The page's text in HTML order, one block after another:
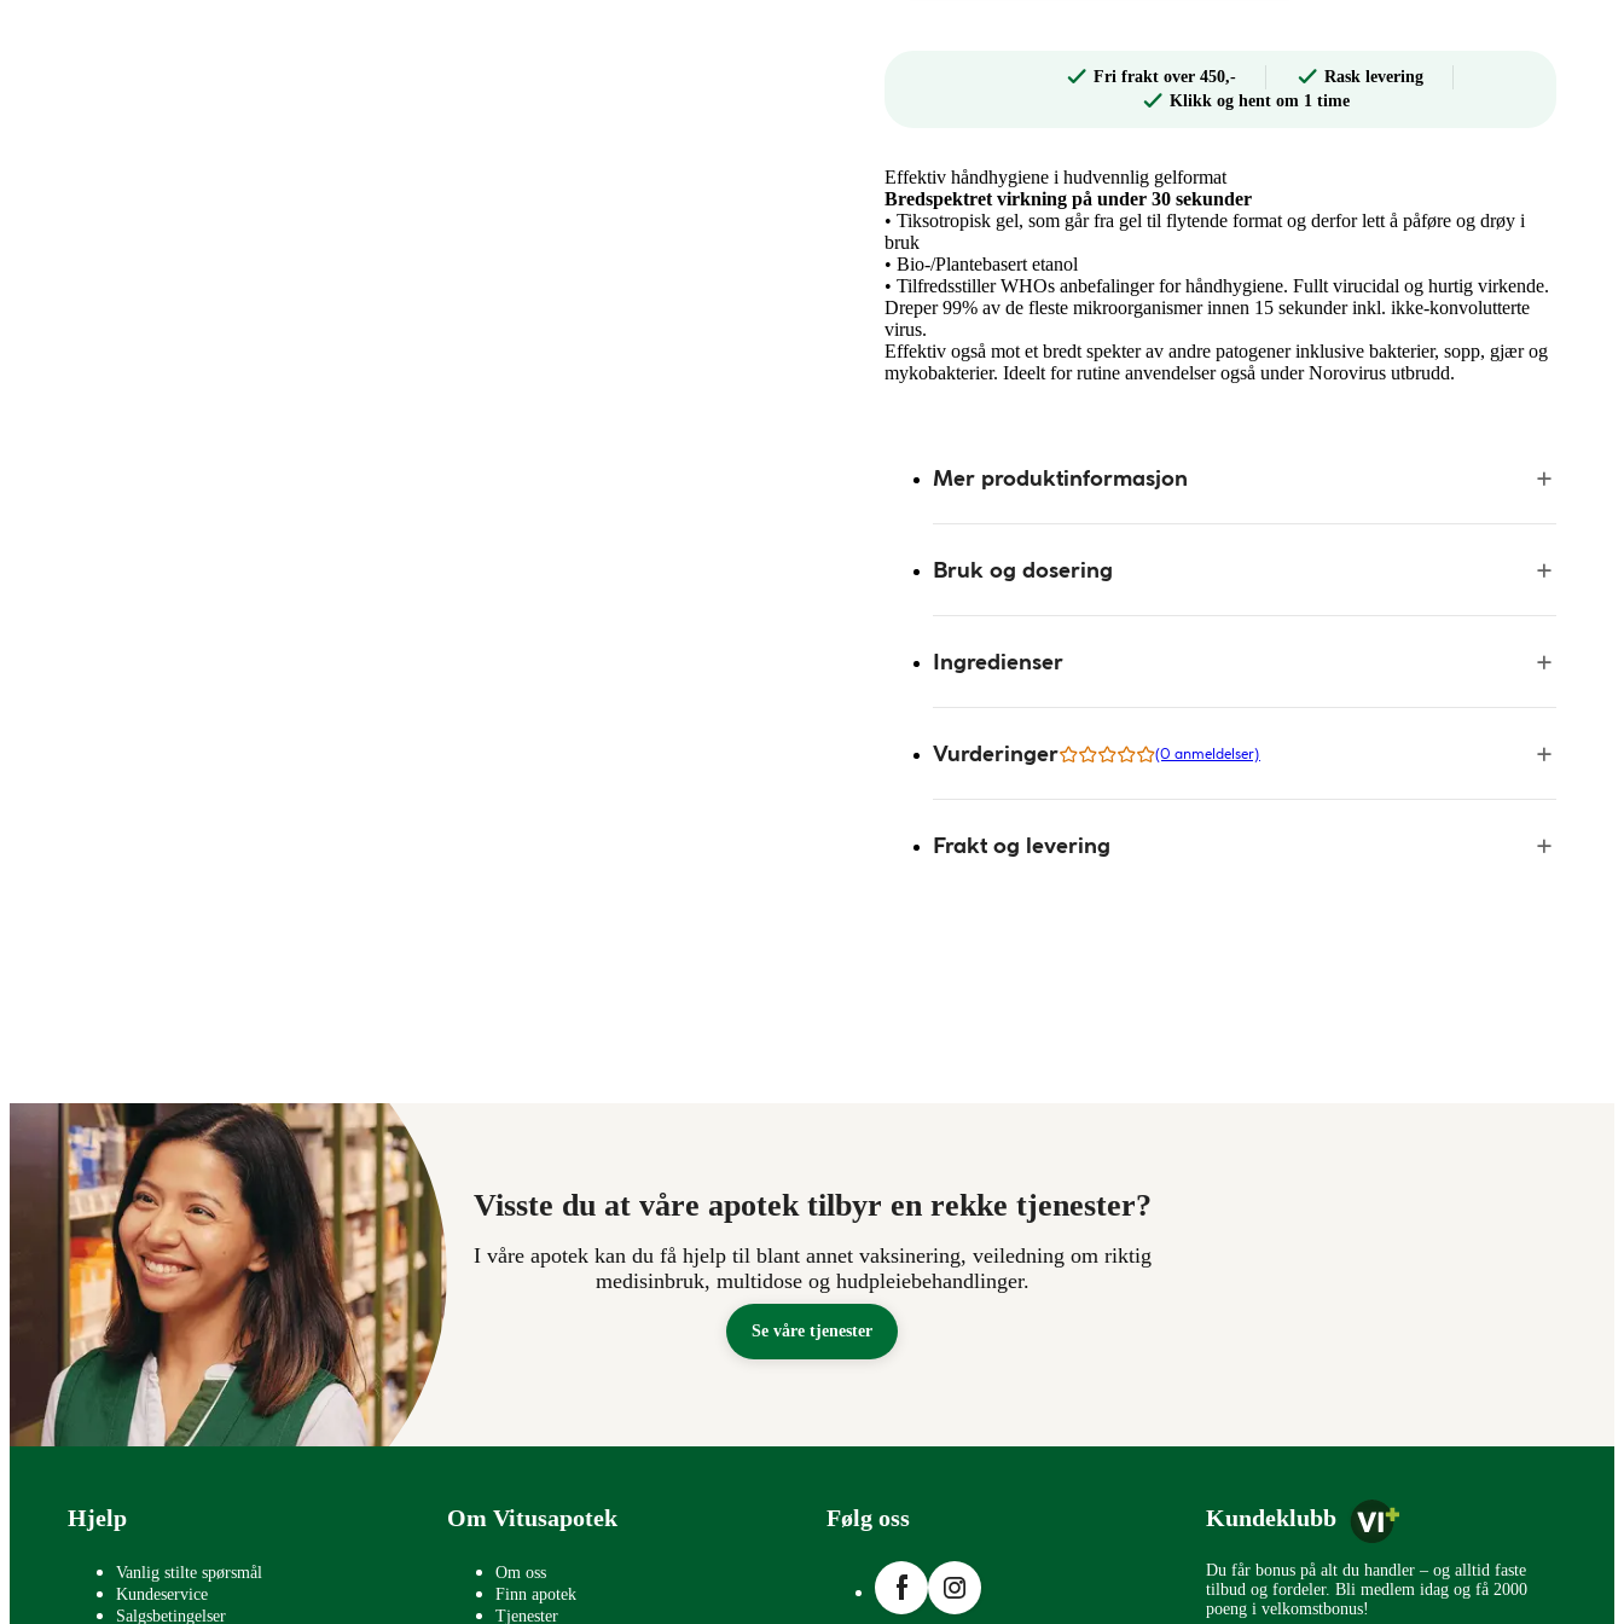
Fri frakt over 450,-
Rask levering
Klikk og hent om 1 time
Effektiv håndhygiene i hudvennlig gelformat
Bredspektret virkning på under 30 sekunder
• Tiksotropisk gel, som går fra gel til flytende format og derfor lett å påføre og drøy i
bruk
• Bio-/Plantebasert etanol
• Tilfredsstiller WHOs anbefalinger for håndhygiene. Fullt virucidal og hurtig virkende.
Dreper 99% av de fleste mikroorganismer innen 15 sekunder inkl. ikke-konvolutterte
virus.
Effektiv også mot et bredt spekter av andre patogener inklusive bakterier, sopp, gjær og
mykobakterier. Ideelt for rutine anvendelser også under Norovirus utbrudd.
Mer produktinformasjon
Bruk og dosering
Ingredienser
Vurderinger (0 anmeldelser)
Frakt og levering
Visste du at våre apotek tilbyr en rekke tjenester?
I våre apotek kan du få hjelp til blant annet vaksinering, veiledning om riktig
medisinbruk, multidose og hudpleiebehandlinger.
Se våre tjenester
Bunntekst
Hjelp
Vanlig stilte spørsmål
Kundeservice
Salgsbetingelser
Om Vitusapotek
Om oss
Finn apotek
Tjenester
Følg oss
FacebookInstagram
Kundeklubb
Du får bonus på alt du handler – og alltid faste
tilbud og fordeler. Bli medlem idag og få 2000
poeng i velkomstbonus!